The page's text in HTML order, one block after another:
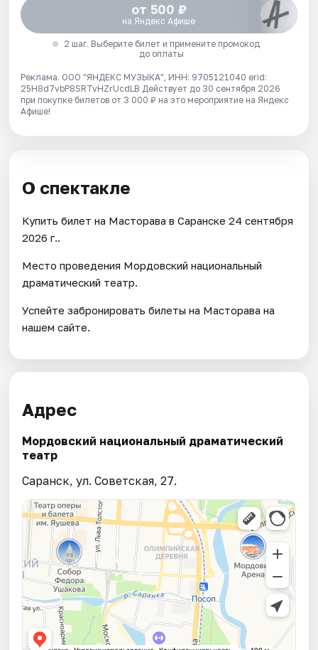
от 500 ₽
на Яндекс Афише
2 шаг. Выберите билет и примените промокод
до оплаты
Реклама. ООО "ЯНДЕКС МУЗЫКА", ИНН: 9705121040 erid:
25H8d7vbP8SRTvHZrUcdLB Действует до 30 сентября 2026
при покупке билетов от 3 000 ₽ на это мероприятие на Яндекс
Афише!
О спектакле
Купить билет на Масторава в Саранске 24 сентября
2026 г..
Место проведения Мордовский национальный
драматический театр.
Успейте забронировать билеты на Масторава на
нашем сайте.
Адрес
Мордовский национальный драматический
театр
Саранск, ул. Советская, 27.